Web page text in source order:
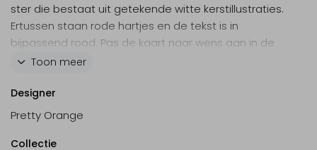
ster die bestaat uit getekende witte kerstillustraties.
Ertussen staan rode hartjes en de tekst is in
bijpassend rood. Pas de kaart naar wens aan in de
online editor.
Toon meer
Designer
Pretty Orange
Collectie